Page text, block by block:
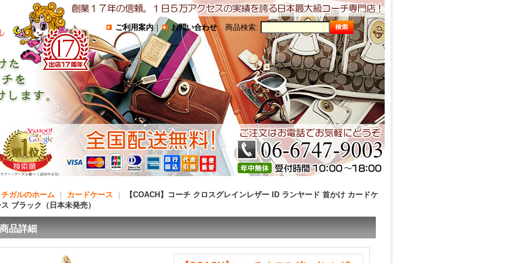
ご利用案内｜ お問い合わせ 商品検索:
ガルのホーム カードケース
【COACH】コーチ クロスグレインレザー ID ランヤード 首かけ カードケ
ブラック（日本未発売）
商品詳細